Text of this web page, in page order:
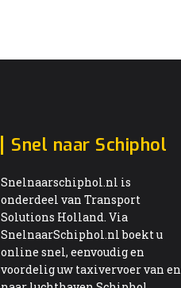
Snel naar Schiphol
Snelnaarschiphol.nl is
onderdeel van Transport
Solutions Holland. Via
SnelnaarSchiphol.nl boekt u
online snel, eenvoudig en
voordelig uw taxivervoer van en